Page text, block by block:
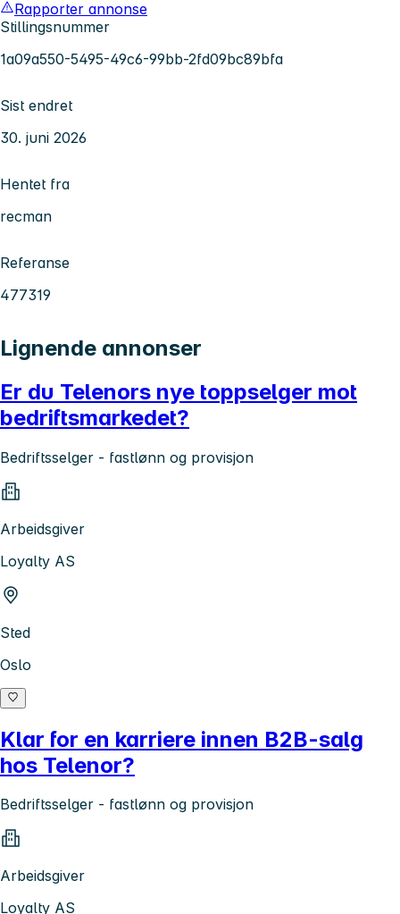
Rapporter annonse
Stillingsnummer
1a09a550-5495-49c6-99bb-2fd09bc89bfa
Sist endret
30. juni 2026
Hentet fra
recman
Referanse
477319
Lignende annonser
Er du Telenors nye toppselger mot
bedriftsmarkedet?
Bedriftsselger - fastlønn og provisjon
Arbeidsgiver
Loyalty AS
Sted
Oslo
Klar for en karriere innen B2B-salg
hos Telenor?
Bedriftsselger - fastlønn og provisjon
Arbeidsgiver
Loyalty AS